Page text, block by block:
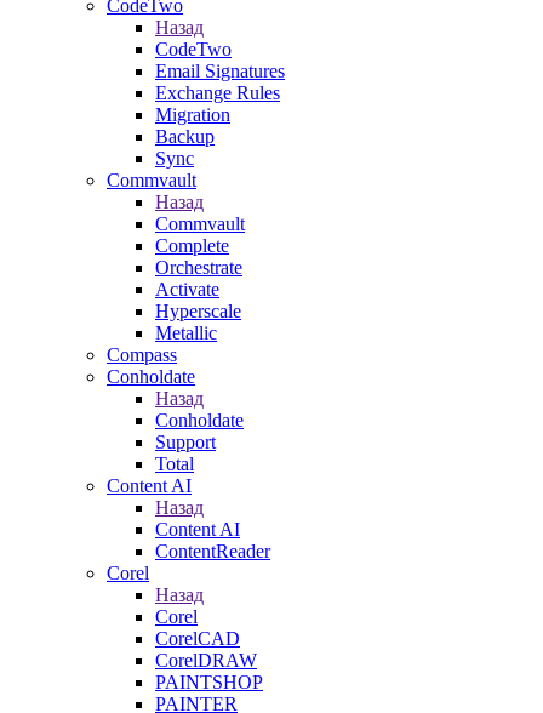
CodeTwo
Назад
CodeTwo
Email Signatures
Exchange Rules
Migration
Backup
Sync
Commvault
Назад
Commvault
Complete
Orchestrate
Activate
Hyperscale
Metallic
Compass
Conholdate
Назад
Conholdate
Support
Total
Content AI
Назад
Content AI
ContentReader
Corel
Назад
Corel
CorelCAD
CorelDRAW
PAINTSHOP
PAINTER